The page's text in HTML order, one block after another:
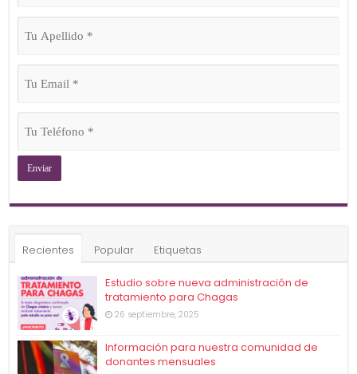
Tu
Apellido
Tu
Email
Tu
Teléfono
Recientes Popular Etiquetas
Estudio sobre nueva administración de
tratamiento para Chagas
26 septiembre, 2025
Información para nuestra comunidad de
donantes mensuales